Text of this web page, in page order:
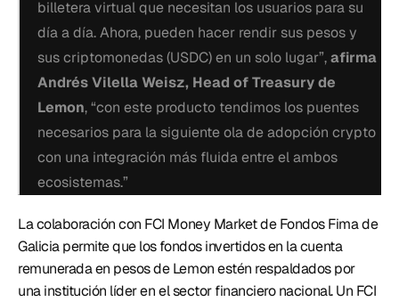
billetera virtual que necesitan los usuarios para su
día a día. Ahora, pueden hacer rendir sus pesos y
sus criptomonedas (USDC) en un solo lugar”, afirma
Andrés Vilella Weisz, Head of Treasury de
Lemon, “con este producto tendimos los puentes
necesarios para la siguiente ola de adopción crypto
con una integración más fluida entre el ambos
ecosistemas.”
La colaboración con FCI Money Market de Fondos Fima de
Galicia permite que los fondos invertidos en la cuenta
remunerada en pesos de Lemon estén respaldados por
una institución líder en el sector financiero nacional. Un FCI